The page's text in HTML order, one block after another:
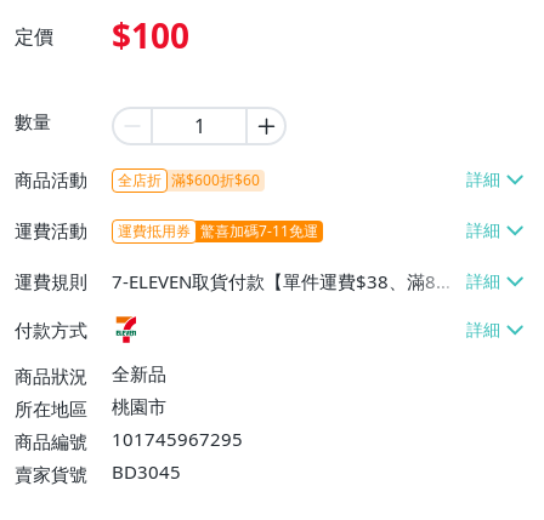
定價 $100
數量
商品活動 全店折 滿$600折$60
運費活動 運費抵用券 驚喜加碼7-11免運
運費規則
7-ELEVEN取貨付款【單件運費$38、滿8件
或消費滿$800免運費】
付款方式
商品狀況
全新品
所在地區
桃園市
商品編號
101745967295
賣家貨號
BD3045